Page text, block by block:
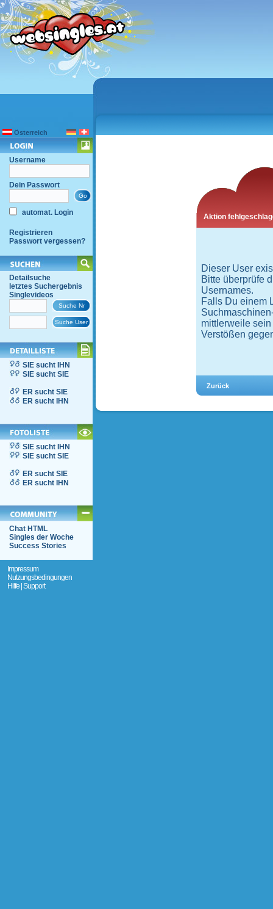
Österreich
Username
Dein Passwort
automat. Login
Registrieren
Passwort vergessen?
Detailsuche
letztes Suchergebnis
Singlevideos
SIE sucht IHN
SIE sucht SIE
ER sucht SIE
ER sucht IHN
SIE sucht IHN
SIE sucht SIE
ER sucht SIE
ER sucht IHN
Chat HTML
Singles der Woche
Success Stories
Impressum
Nutzungsbedingungen
Hilfe | Support
Aktion
Dieser User
Bitte überprüfe
Usernames.
Falls Du einem
mittlerweile
Verstößen